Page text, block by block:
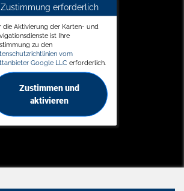
Zustimmung erforderlich
die Aktivierung der Karten- und
ist Ihre
zu den
vom
Google LLC erforderlich.
Zustimmen und
aktivieren